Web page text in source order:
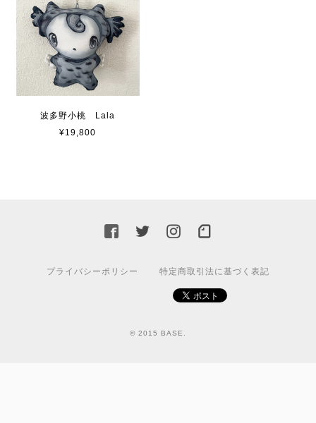
波多野小桃 Lala
¥19,800
プライバシーポリシー 特定商取引法に基づく表記
© 2015 BASE.